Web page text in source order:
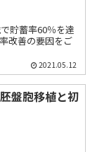
貯蓄率60％を達
改善の要因をご
2021.05.12
盤胞移植と初